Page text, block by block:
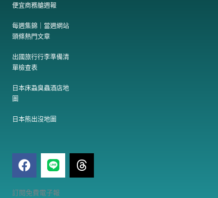
便宜商務艙週報
每週集錦｜當週網站
頭條熱門文章
出國旅行行李準備清
單檢查表
日本床蝨臭蟲酒店地
圖
日本熊出沒地圖
F
a
e
T
h
訂閱免費電子報
電